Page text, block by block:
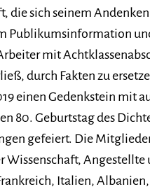
die sich seinem
Publikumsinformation
mit
durch Fakten zu
einen Gedenkstein mit
80. Geburtstag des
gefeiert. Die
Wissenschaft, Angestellte
Italien,